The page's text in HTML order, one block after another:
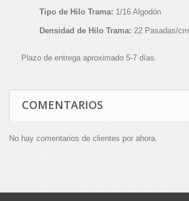
Tipo de Hilo Trama: 1/16 Algodón
Densidad de Hilo Trama: 22 Pasadas/cm
Plazo de entrega aproximado 5-7 días.
COMENTARIOS
No hay comentarios de clientes por ahora.